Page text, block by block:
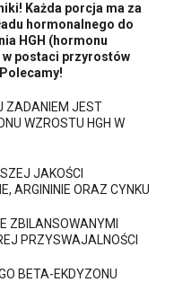
Każda porcja ma za
hormonalnego do
HGH (hormonu
postaci przyrostów
ZADANIEM JEST
WZROSTU HGH W
JAKOŚCI
ARGININIE ORAZ CYNKU
ZBILANSOWANYMI
PRZYSWAJALNOŚCI
BETA-EKDYZONU